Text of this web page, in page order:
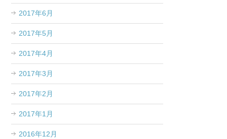
2017年6月
2017年5月
2017年4月
2017年3月
2017年2月
2017年1月
2016年12月